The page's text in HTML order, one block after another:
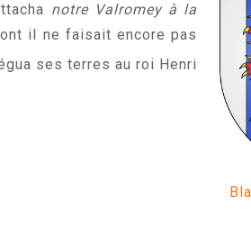
notre Valromey à la
il ne faisait encore pas
ses terres au roi Henri